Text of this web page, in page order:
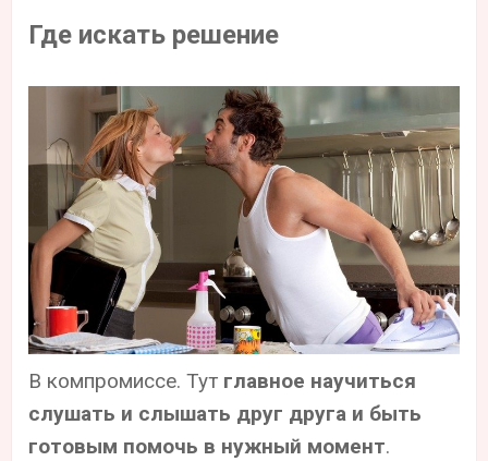
Где искать решение
В компромиссе. Тут главное научиться
слушать и слышать друг друга и быть
готовым помочь в нужный момент.